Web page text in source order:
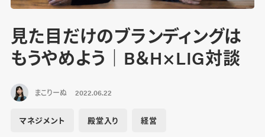
見た目だけのブランディングは
もうやめよう｜B＆H×LIG対談
まこりーぬ 2022.06.22
マネジメント 殿堂入り 経営